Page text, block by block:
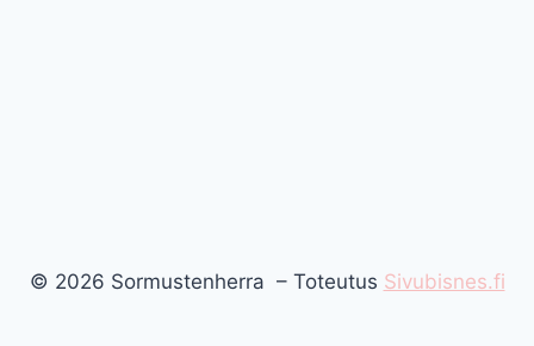
© 2026 Sormustenherra – Toteutus Sivubisnes.fi